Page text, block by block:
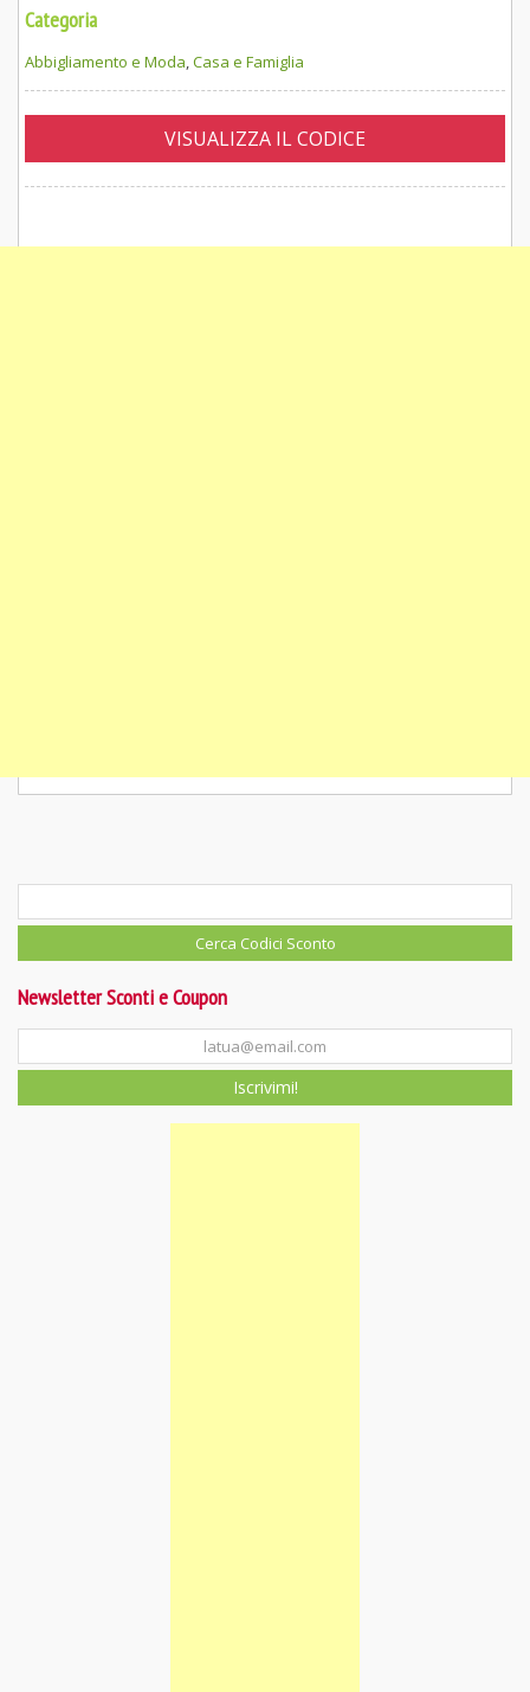
Categoria
Abbigliamento e Moda,Casa e Famiglia
VISUALIZZA IL CODICE
Newsletter Sconti e Coupon
Iscrivimi!